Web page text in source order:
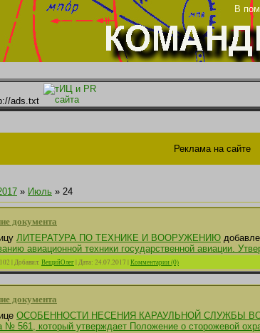
В
ads.txt
Реклама на сайте
» Июль » 24
документа
ЛИТЕРАТУРА ПО ТЕХНИКЕ И ВООРУЖЕНИЮ
авиационной техники государственной авиации.
|Добавил: ВещийОлег|Дата: 24.07.2017 |Комментарии (0)
документа
ОСОБЕННОСТИ НЕСЕНИЯ КАРАУЛЬНОЙ СЛУЖБЫ
№ 561, который утверждает Положение о сторожевой